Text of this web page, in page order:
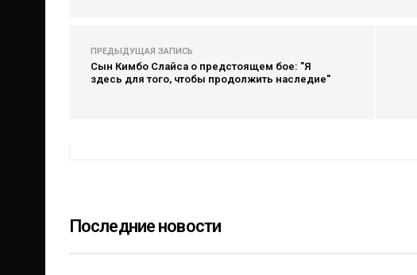
ПРЕДЫДУЩАЯ ЗАПИСЬ
Сын Кимбо Слайса о предстоящем бое: "Я
здесь для того, чтобы продолжить наследие"
Последние новости